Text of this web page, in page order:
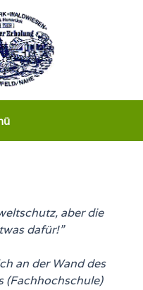
aber die
dafür!”
an der Wand des
(Fachhochschule)